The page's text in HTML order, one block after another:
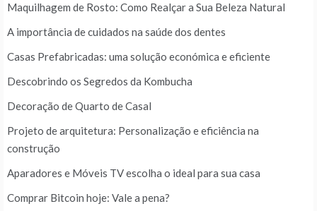
Maquilhagem de Rosto: Como Realçar a Sua Beleza Natural
A importância de cuidados na saúde dos dentes
Casas Prefabricadas: uma solução económica e eficiente
Descobrindo os Segredos da Kombucha
Decoração de Quarto de Casal
Projeto de arquitetura: Personalização e eficiência na
construção
Aparadores e Móveis TV escolha o ideal para sua casa
Comprar Bitcoin hoje: Vale a pena?